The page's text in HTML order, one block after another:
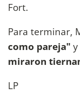
Fort.
Para terminar,
como pareja" y
miraron
LP